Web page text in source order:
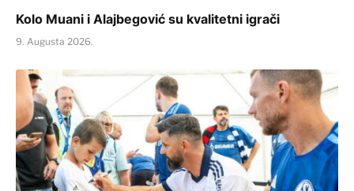
Kolo Muani i Alajbegović su kvalitetni igrači
9. Augusta 2026.